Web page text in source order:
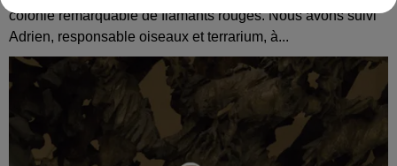
colonie remarquable de flamants rouges. Nous avons suivi
Adrien, responsable oiseaux et terrarium, à...